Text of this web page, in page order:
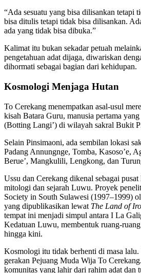
“Ada sesuatu yang bisa dilisankan tetapi
bisa ditulis tetapi tidak bisa dilisankan.
ada yang tidak bisa dibuka.”
Kalimat itu bukan sekadar petuah
pengetahuan adat dijaga, diwariskan
dihormati sebagai bagian dari kehidupan.
Kosmologi Menjaga Hutan
To Cerekang menempatkan asal-usul
kisah Batara Guru, manusia pertama
(Botting Langi’) di wilayah sakral Bukit
Selain Pinsimaoni, ada sembilan lokasi
Padang Annungnge, Tomba, Kasoso’e,
Berue’, Mangkulili, Lengkong, dan
Ussu dan Cerekang dikenal sebagai
mitologi dan sejarah Luwu. Proyek
Society in South Sulawesi (1997–1999)
yang dipublikasikan lewat The Land of
tempat ini menjadi simpul antara I La
Kedatuan Luwu, membentuk ruang-
hingga kini.
Kosmologi itu tidak berhenti di masa lalu.
gerakan Pejuang Muda Wija To Cerekang.
komunitas yang lahir dari rahim adat dan